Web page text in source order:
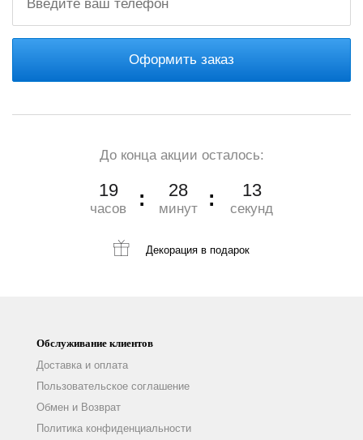
Оформить заказ
До конца акции осталось:
19
часов
28
минут
11
секунд
Декорация в подарок
Обслуживание клиентов
Доставка и оплата
Пользовательское соглашение
Обмен и Возврат
Политика конфиденциальности